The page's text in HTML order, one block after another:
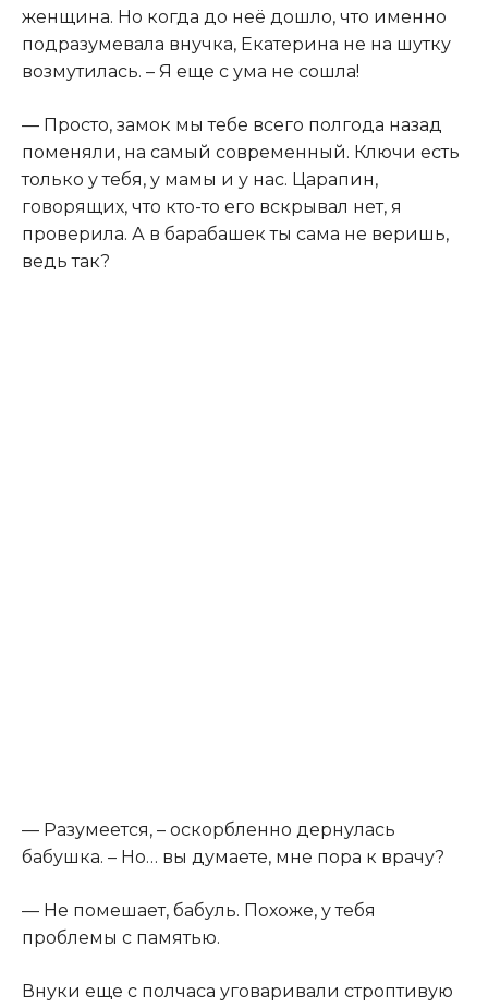
женщина. Но когда до неё дошло, что именно
подразумевала внучка, Екатерина не на шутку
возмутилась. – Я еще с ума не сошла!
— Просто, замок мы тебе всего полгода назад
поменяли, на самый современный. Ключи есть
только у тебя, у мамы и у нас. Царапин,
говорящих, что кто-то его вскрывал нет, я
проверила. А в барабашек ты сама не веришь,
ведь так?
— Разумеется, – оскорбленно дернулась
бабушка. – Но… вы думаете, мне пора к врачу?
— Не помешает, бабуль. Похоже, у тебя
проблемы с памятью.
Внуки еще с полчаса уговаривали строптивую